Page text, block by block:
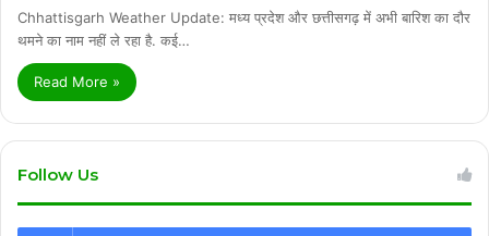
Chhattisgarh Weather Update: मध्य प्रदेश और छत्तीसगढ़ में अभी बारिश का दौर
थमने का नाम नहीं ले रहा है. कई…
Read More »
Follow Us